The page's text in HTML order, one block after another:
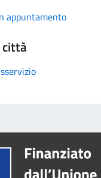
appuntamento
città